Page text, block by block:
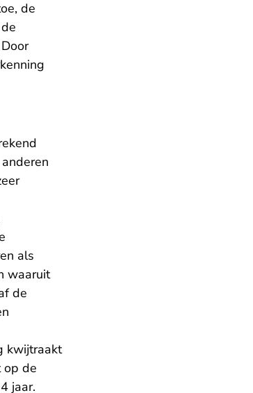
de
als
waaruit
de
kwijtraakt
op de
jaar.